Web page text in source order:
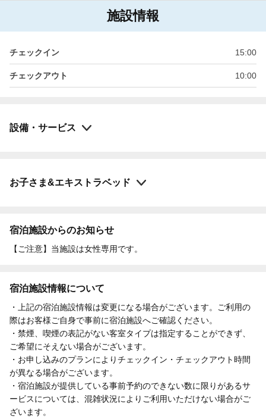
施設情報
チェックイン 15:00
チェックアウト 10:00
設備・サービス
お子さま&エキストラベッド
宿泊施設からのお知らせ
【ご注意】当施設は女性専用です。
宿泊施設情報について
・上記の宿泊施設情報は変更になる場合がございます。ご利用の
際はお客様ご自身で事前に宿泊施設へご確認ください。
・禁煙、喫煙の表記がない客室タイプは指定することができず、
ご希望にそえない場合がございます。
・お申し込みのプランによりチェックイン・チェックアウト時間
が異なる場合がございます。
・宿泊施設が提供している事前予約のできない数に限りがあるサ
ービスについては、混雑状況によりご利用いただけない場合がご
ざいます。